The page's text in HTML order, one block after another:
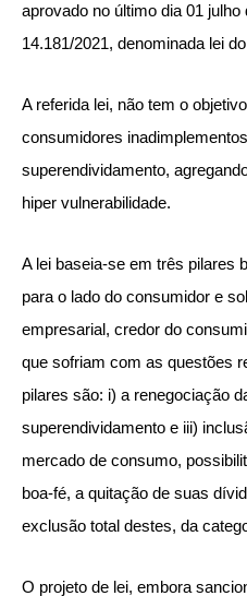
aprovado no último dia 01 julho
14.181/2021, denominada lei
A referida lei, não tem o
consumidores
superendividamento,
hiper vulnerabilidade.
A lei baseia-se em três pilares
para o lado do consumidor e
empresarial, credor do
que sofriam com as questões
pilares são: i) a renegociação
superendividamento e iii)
mercado de consumo,
boa-fé, a quitação de suas
exclusão total destes, da
O projeto de lei, embora